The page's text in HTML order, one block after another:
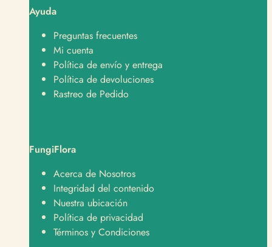
Ayuda
Preguntas frecuentes
Mi cuenta
Política de envío y entrega
Política de devoluciones
Rastreo de Pedido
FungiFlora
Acerca de Nosotros
Integridad del contenido
Nuestra ubicación
Política de privacidad
Términos y Condiciones
Soporte
¿En qué te podemos ayudar?
Hola, quiero hacer un pedido 🛒
Hola, tengo una consulta sobre un producto 📦